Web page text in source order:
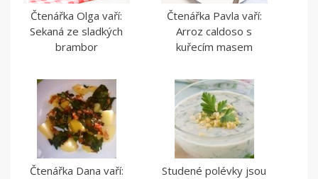
Čtenářka Olga vaří:
Sekaná ze sladkých
brambor
Čtenářka Pavla vaří:
Arroz caldoso s
kuřecím masem
Čtenářka Dana vaří:
Studené polévky jsou